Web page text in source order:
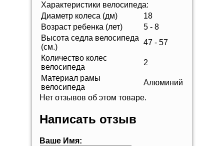
Характеристики велосипеда:
Диаметр колеса (дм)
18
Возраст ребенка (лет)
5 - 8
Высота седла велосипеда
(см.)
47 - 57
Количество колес
велосипеда
2
Материал рамы
велосипеда
Алюминий
Нет отзывов об этом товаре.
Написать отзыв
Ваше Имя: